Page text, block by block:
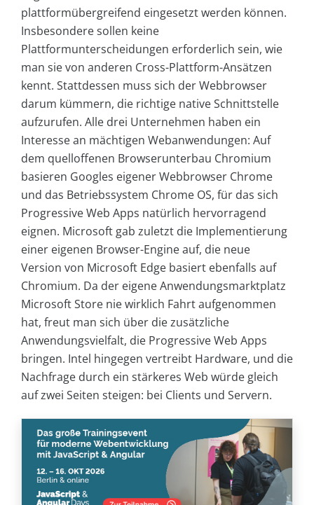
plattformübergreifend eingesetzt werden können.
Insbesondere sollen keine
Plattformunterscheidungen erforderlich sein, wie
man sie von anderen Cross-Plattform-Ansätzen
kennt. Stattdessen muss sich der Webbrowser
darum kümmern, die richtige native Schnittstelle
aufzurufen. Alle drei Unternehmen haben ein
Interesse an mächtigen Webanwendungen: Auf
dem quelloffenen Browserunterbau Chromium
basieren Googles eigener Webbrowser Chrome
und das Betriebssystem Chrome OS, für das sich
Progressive Web Apps natürlich hervorragend
eignen. Microsoft gab zuletzt die Implementierung
einer eigenen Browser-Engine auf, die neue
Version von Microsoft Edge basiert ebenfalls auf
Chromium. Da der eigene Anwendungsmarktplatz
Microsoft Store nie wirklich Fahrt aufgenommen
hat, freut man sich über die zusätzliche
Anwendungsvielfalt, die Progressive Web Apps
bringen. Intel hingegen vertreibt Hardware, und die
Nachfrage durch ein stärkeres Web würde gleich
auf zwei Seiten steigen: bei Clients und Servern.